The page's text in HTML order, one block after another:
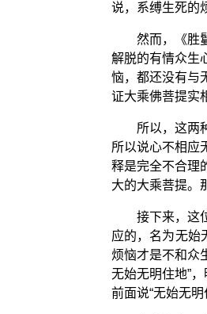
说，系缚生死的
然而，《胜
解脱的有情众生
恼，都还没有与
证大乘佛菩提实
所以，这两
所以说心不相应
释是完全不合理
大的大乘菩提。
接下来，这
应的，名为无始
烦恼才是不和众
无始无明住地”
前面说“无始无